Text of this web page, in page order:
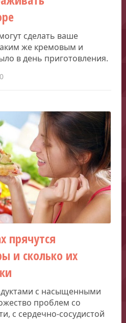
сделать ваше
же кремовым и
в день приготовления.
прячутся
и сколько их
с насыщенными
проблем со
с сердечно-сосудистой